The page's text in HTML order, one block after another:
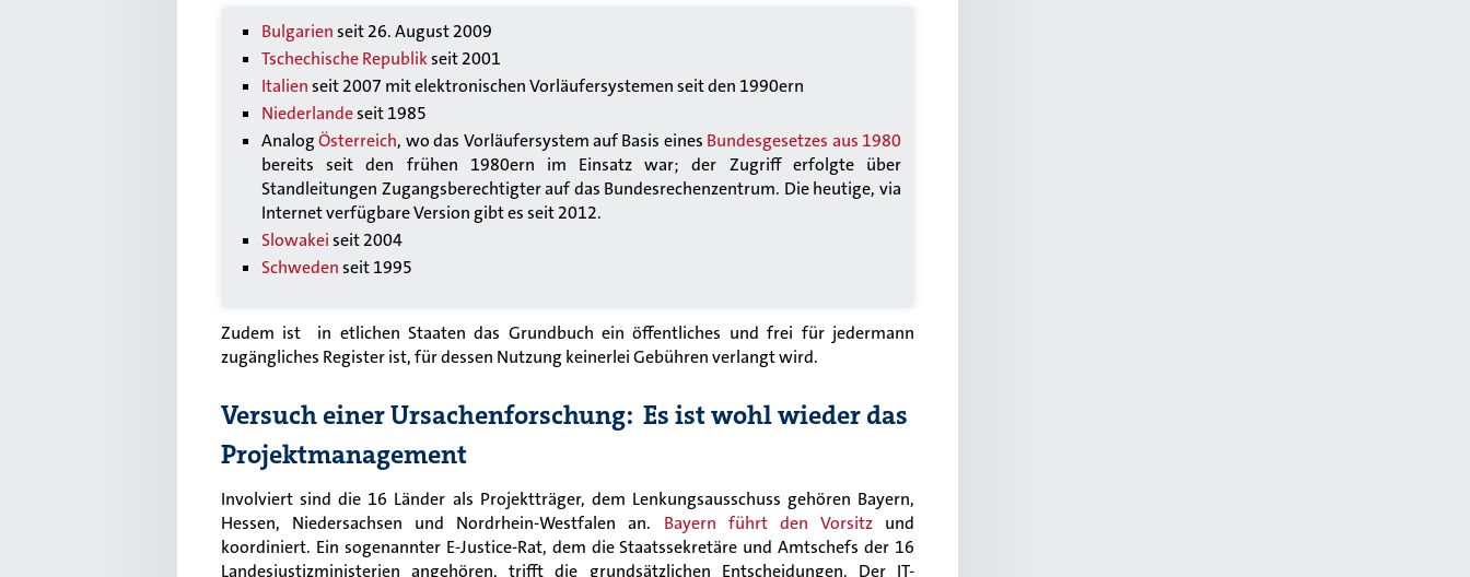
Bulgarienseit 26. August 2009
Tschechische Republikseit 2001
Italienseit 2007 mit elektronischen Vorläufersystemen seit den 1990ern
Niederlandeseit 1985
AnalogÖsterreich, wo das Vorläufersystem auf Basis eines Bundesgesetzes aus 1980
bereits seit den frühen 1980ern im Einsatz war; der Zugriff erfolgte über
Standleitungen Zugangsberechtigter auf das Bundesrechenzentrum. Die heutige, via
Internet verfügbare Version gibt es seit 2012.
Slowakeiseit 2004
Schwedenseit 1995
Zudem ist in etlichen Staaten das Grundbuch ein öffentliches und frei für jedermann
zugängliches Register ist, für dessen Nutzung keinerlei Gebühren verlangt wird.
Versuch einer Ursachenforschung: Es ist wohl wieder das
Projektmanagement
Involviert sind die 16 Länder als Projektträger, dem Lenkungsausschuss gehören Bayern,
Hessen, Niedersachsen und Nordrhein-Westfalen an. Bayern führt den Vorsitzund
koordiniert. Ein sogenannter E-Justice-Rat, dem die Staatssekretäre und Amtschefs der 16
Landesjustizministerien angehören, trifft die grundsätzlichen Entscheidungen. Der IT-